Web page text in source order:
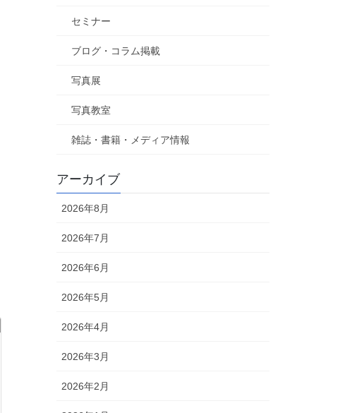
セミナー
ブログ・コラム掲載
写真展
写真教室
雑誌・書籍・メディア情報
アーカイブ
2026年8月
2026年7月
2026年6月
2026年5月
2026年4月
2026年3月
2026年2月